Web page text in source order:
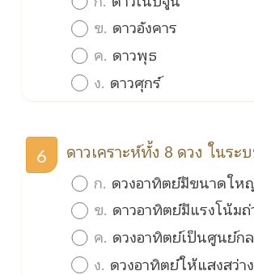
ข. ดาวอังคาร
ค. ดาวพุธ
ง. ดาวศุกร์
6
ดาวเคราะห์ทั้ง 8 ดวง ในระ
ก. ดวงอาทิตย์มีขนาดให
ข. ดาวอาทิตย์มีแรงโน้มถ่
ค. ดวงอาทิตย์เป็นศูนย์ก
ง. ดวงอาทิตย์ให้แสงสว่า